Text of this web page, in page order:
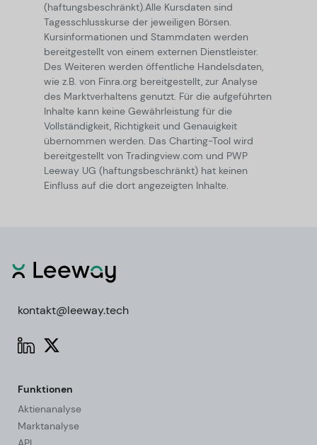
(haftungsbeschränkt).Alle Kursdaten sind
Tagesschlusskurse der jeweiligen Börsen.
Kursinformationen und Stammdaten werden
bereitgestellt von einem externen Dienstleister.
Des Weiteren werden öffentliche Handelsdaten,
wie z.B. von Finra.org bereitgestellt, zur Analyse
des Marktverhaltens genutzt. Für die aufgeführten
Inhalte kann keine Gewährleistung für die
Vollständigkeit, Richtigkeit und Genauigkeit
übernommen werden. Das Charting-Tool wird
bereitgestellt von Tradingview.com und PWP
Leeway UG (haftungsbeschränkt) hat keinen
Einfluss auf die dort angezeigten Inhalte.
kontakt@leeway.tech
Funktionen
Aktienanalyse
Marktanalyse